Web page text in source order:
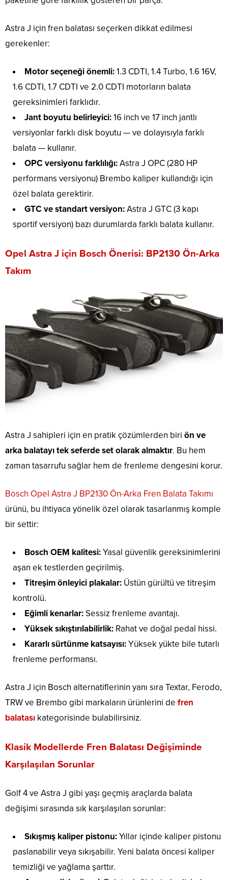
Astra J için fren balatası seçerken dikkat edilmesi
gerekenler:
Motor seçeneği önemli:1.3 CDTI, 1.4 Turbo, 1.6 16V,
1.6 CDTI, 1.7 CDTI ve 2.0 CDTI motorların balata
gereksinimleri farklıdır.
Jant boyutu belirleyici:16 inch ve 17 inch jantlı
versiyonlar farklı disk boyutu — ve dolayısıyla farklı
balata — kullanır.
OPC versiyonu farklılığı:Astra J OPC (280 HP
performans versiyonu) Brembo kaliper kullandığı için
özel balata gerektirir.
GTC ve standart versiyon:Astra J GTC (3 kapı
sportif versiyon) bazı durumlarda farklı balata kullanır.
Opel Astra J için Bosch Önerisi: BP2130 Ön-Arka
Takım
Astra J sahipleri için en pratik çözümlerden biri ön ve
arka balatayı tek seferde set olarak almaktır. Bu hem
zaman tasarrufu sağlar hem de frenleme dengesini korur.
Bosch Opel Astra J BP2130 Ön-Arka Fren Balata Takımı
ürünü, bu ihtiyaca yönelik özel olarak tasarlanmış komple
bir settir:
Bosch OEM kalitesi:Yasal güvenlik gereksinimlerini
aşan ek testlerden geçirilmiş.
Titreşim önleyici plakalar: Üstün gürültü ve titreşim
kontrolü.
Eğimli kenarlar:Sessiz frenleme avantajı.
Yüksek sıkıştırılabilirlik: Rahat ve doğal pedal hissi.
Kararlı sürtünme katsayısı:Yüksek yükte bile tutarlı
frenleme performansı.
Astra J için Bosch alternatiflerinin yanı sıra Textar, Ferodo,
TRW ve Brembo gibi markaların ürünlerini de fren
balatası kategorisinde bulabilirsiniz.
Klasik Modellerde Fren Balatası Değişiminde
Karşılaşılan Sorunlar
Golf 4 ve Astra J gibi yaşı geçmiş araçlarda balata
değişimi sırasında sık karşılaşılan sorunlar:
Sıkışmış kaliper pistonu:Yıllar içinde kaliper pistonu
paslanabilir veya sıkışabilir. Yeni balata öncesi kaliper
temizliği ve yağlama şarttır.